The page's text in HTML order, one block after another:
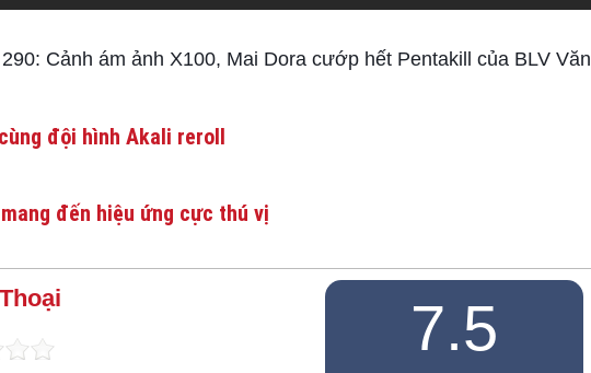
Cảnh ám ảnh X100, Mai Dora cướp hết Pentakill của BLV Văn
đội hình Akali reroll
đến hiệu ứng cực thú vị
7.5